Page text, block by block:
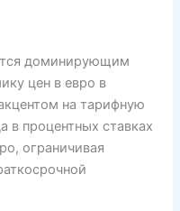
доминирующим
цен в евро в
на тарифную
процентных ставках
ограничивая